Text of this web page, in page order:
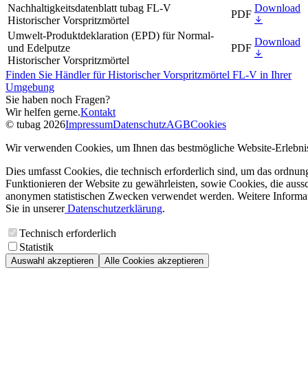
Nachhaltigkeitsdatenblatt tubag FL-V
Historischer Vorspritzmörtel
PDF
Download
Umwelt-Produktdeklaration (EPD) für Normal-
und Edelputze
Historischer Vorspritzmörtel
PDF
Download
Finden Sie Händler für Historischer Vorspritzmörtel FL-V in Ihrer
Umgebung
Sie haben noch Fragen?
Wir helfen gerne.Kontakt
© tubag 2026ImpressumDatenschutzAGBCookies
Wir verwenden Cookies, um Ihnen das bestmögliche Website-
Dies umfasst Cookies, die technisch erforderlich sind, um das
Funktionieren der Website zu gewährleisten, sowie Cookies, die
anonymen statistischen Zwecken verwendet werden. Weitere
Sie in unsererDatenschutzerklärung.
Technisch erforderlich
Statistik
Auswahl akzeptieren Alle Cookies akzeptieren